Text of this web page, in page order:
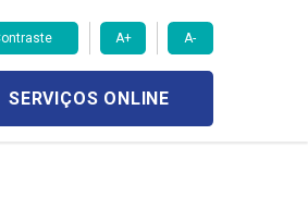
A+ A-
SERVIÇOS ONLINE